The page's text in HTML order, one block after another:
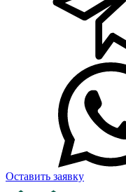
Оставить заявку